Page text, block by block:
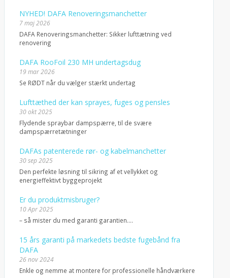
NYHED! DAFA Renoveringsmanchetter
7 maj 2026
DAFA Renoveringsmanchetter: Sikker lufttætning ved
renovering
DAFA RooFoil 230 MH undertagsdug
19 mar 2026
Se RØDT når du vælger stærkt undertag
Lufttæthed der kan sprayes, fuges og pensles
30 okt 2025
Flydende spraybar dampspærre, til de svære
dampspærretætninger
DAFAs patenterede rør- og kabelmanchetter
30 sep 2025
Den perfekte løsning til sikring af et vellykket og
energieffektivt byggeprojekt
Er du produktmisbruger?
10 Apr 2025
– så mister du med garanti garantien….
15 års garanti på markedets bedste fugebånd fra
DAFA
26 nov 2024
Enkle og nemme at montere for professionelle håndværkere